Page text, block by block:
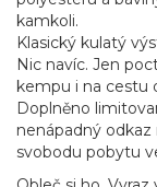
kamkoli.
Klasický kulatý
Nic navíc. Jen
kempu i na cestu
Doplněno
nenápadný
svobodu pobytu